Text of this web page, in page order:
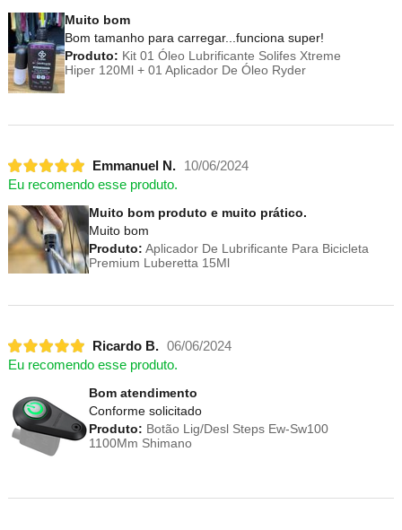
Muito bom
Bom tamanho para carregar...funciona super!
Produto: Kit 01 Óleo Lubrificante Solifes Xtreme
Hiper 120Ml + 01 Aplicador De Óleo Ryder
Emmanuel N.
10/06/2024
Eu recomendo esse produto.
Muito bom produto e muito prático.
Muito bom
Produto: Aplicador De Lubrificante Para Bicicleta
Premium Luberetta 15Ml
Ricardo B. 06/06/2024
Eu recomendo esse produto.
Bom atendimento
Conforme solicitado
Produto: Botão Lig/Desl Steps Ew-Sw100
1100Mm Shimano